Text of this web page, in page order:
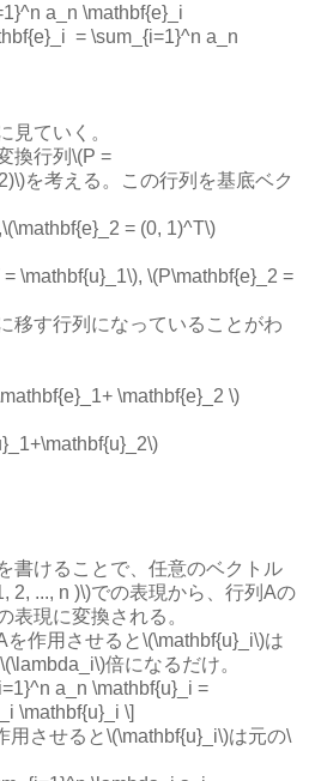
a_n \mathbf{e}_i
= \sum_{i=1}^n a_n
見ていく。
換行列\(P =
を考える。この行列を基底ベク
= (0, 1)^T\)
\mathbf{u}_1\), \(P\mathbf{e}_2 =
移す行列になっていることがわ
\mathbf{e}_2 \)
書けることで、任意のベクトル
2, ..., n )\)での表現から、行列Aの
表現に変換される。
作用させると\(\mathbf{u}_i\)は
倍になるだけ。
a_n \mathbf{u}_i =
\mathbf{u}_i \]
用させると\(\mathbf{u}_i\)は元の\